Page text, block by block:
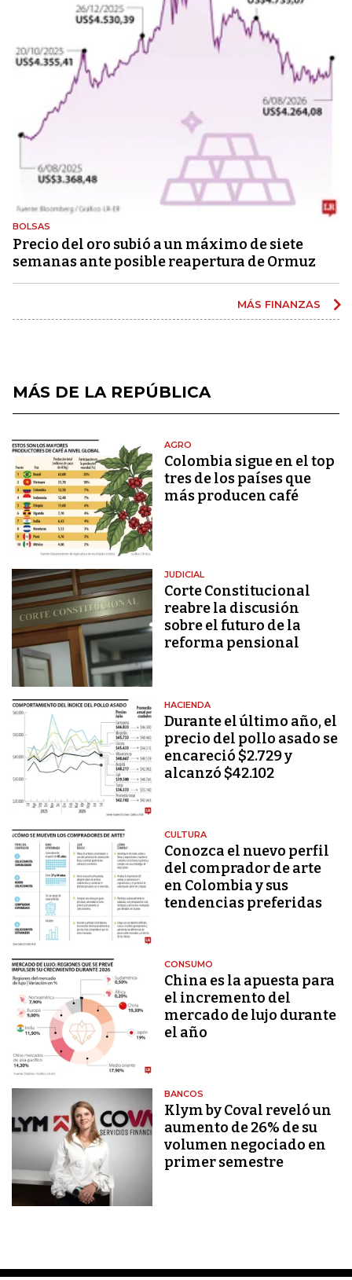
BOLSAS
Precio del oro subió a un máximo de siete
semanas ante posible reapertura de Ormuz
MÁS FINANZAS
MÁS DE LA REPÚBLICA
AGRO
Colombia sigue en el top
tres de los países que
más producen café
JUDICIAL
Corte Constitucional
reabre la discusión
sobre el futuro de la
reforma pensional
HACIENDA
Durante el último año, el
precio del pollo asado se
encareció $2.729 y
alcanzó $42.102
CULTURA
Conozca el nuevo perfil
del comprador de arte
en Colombia y sus
tendencias preferidas
CONSUMO
China es la apuesta para
el incremento del
mercado de lujo durante
el año
BANCOS
Klym by Coval reveló un
aumento de 26% de su
volumen negociado en
primer semestre